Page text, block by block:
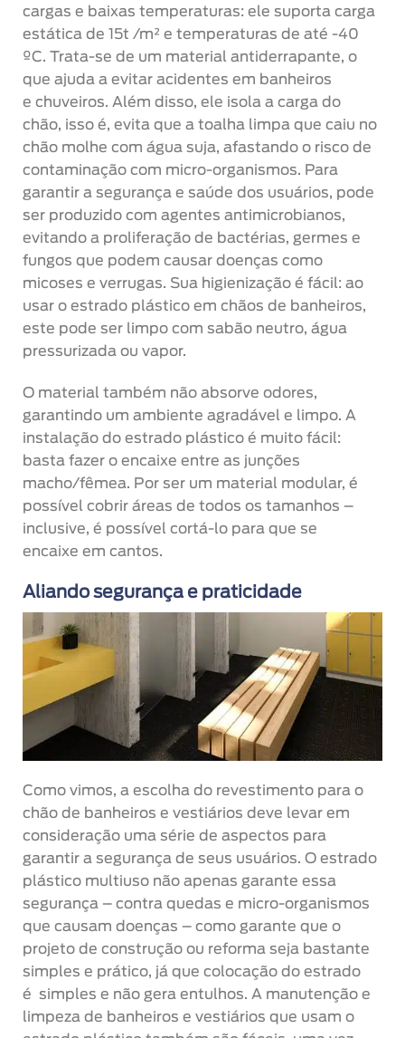
cargas e baixas temperaturas: ele suporta carga
estática de 15t /m² e temperaturas de até -40
ºC. Trata-se de um material antiderrapante, o
que ajuda a evitar acidentes em banheiros
e chuveiros. Além disso, ele isola a carga do
chão, isso é, evita que a toalha limpa que caiu no
chão molhe com água suja, afastando o risco de
contaminação com micro-organismos. Para
garantir a segurança e saúde dos usuários, pode
ser produzido com agentes antimicrobianos,
evitando a proliferação de bactérias, germes e
fungos que podem causar doenças como
micoses e verrugas. Sua higienização é fácil: ao
usar o estrado plástico em chãos de banheiros,
este pode ser limpo com sabão neutro, água
pressurizada ou vapor.
O material também não absorve odores,
garantindo um ambiente agradável e limpo. A
instalação do estrado plástico é muito fácil:
basta fazer o encaixe entre as junções
macho/fêmea. Por ser um material modular, é
possível cobrir áreas de todos os tamanhos –
inclusive, é possível cortá-lo para que se
encaixe em cantos.
Aliando segurança e praticidade
Como vimos, a escolha do revestimento para o
chão de banheiros e vestiários deve levar em
consideração uma série de aspectos para
garantir a segurança de seus usuários. O estrado
plástico multiuso não apenas garante essa
segurança – contra quedas e micro-organismos
que causam doenças – como garante que o
projeto de construção ou reforma seja bastante
simples e prático, já que colocação do estrado
é simples e não gera entulhos. A manutenção e
limpeza de banheiros e vestiários que usam o